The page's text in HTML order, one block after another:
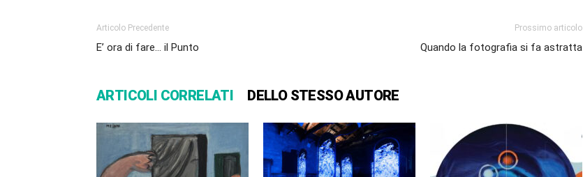
Articolo Precedente
E’ ora di fare… il Punto
Prossimo articolo
Quando la fotografia si fa astratta
ARTICOLI CORRELATI DELLO STESSO AUTORE